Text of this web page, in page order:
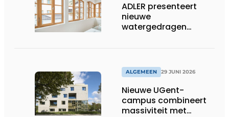
ADLER presenteert
nieuwe
watergedragen
ALGEMEEN 29 JUNI 2026
Nieuwe UGent-
campus combineert
massiviteit met